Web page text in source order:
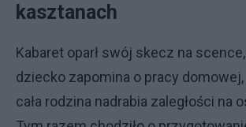
kasztanach
Kabaret oparł swój skecz na
dziecko zapomina o pracy
cała rodzina nadrabia zaległości na